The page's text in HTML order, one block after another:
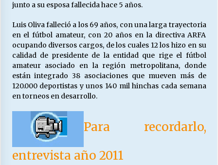
30/04/2026
¿Asesores con doble sueldo?
18/04/2026
Chile y sus segmentos de la riqueza
06/04/2026
junto a su esposa fallecida hace 5 años.
Luis Oliva falleció a los 69 años, con una larga trayectoria
en el fútbol amateur, con 20 años en la directiva ARFA
ocupando diversos cargos, de los cuales 12 los hizo en su
calidad de presidente de la entidad que rige el fútbol
amateur asociado en la región metropolitana, donde
están integrado 38 asociaciones que mueven más de
120.000 deportistas y unos 140 mil hinchas cada semana
en torneos en desarrollo.
Para recordarlo,
entrevista año 2011